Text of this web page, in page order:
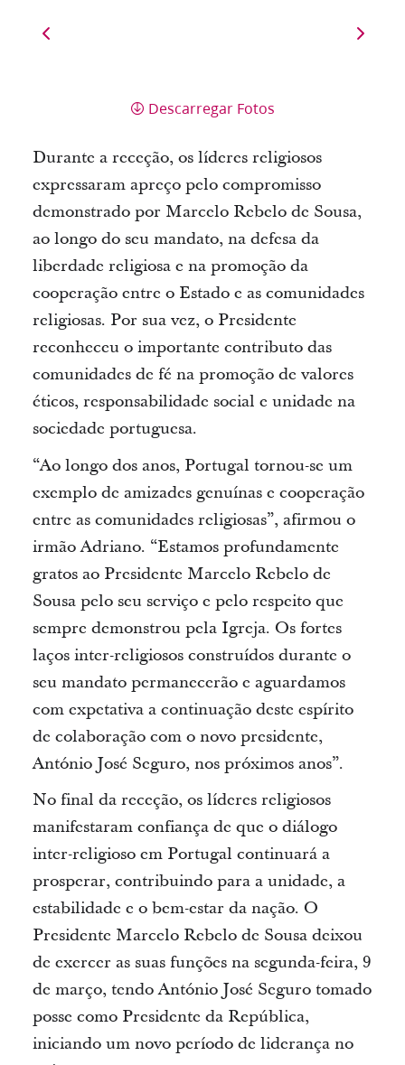
Descarregar Fotos
Durante a receção, os líderes religiosos
expressaram apreço pelo compromisso
demonstrado por Marcelo Rebelo de Sousa,
ao longo do seu mandato, na defesa da
liberdade religiosa e na promoção da
cooperação entre o Estado e as comunidades
religiosas. Por sua vez, o Presidente
reconheceu o importante contributo das
comunidades de fé na promoção de valores
éticos, responsabilidade social e unidade na
sociedade portuguesa.
“Ao longo dos anos, Portugal tornou-se um
exemplo de amizades genuínas e cooperação
entre as comunidades religiosas”,afirmou o
irmão Adriano. “Estamos profundamente
gratos ao Presidente Marcelo Rebelo de
Sousa pelo seu serviço e pelo respeito que
sempre demonstrou pela Igreja. Os fortes
laços inter-religiosos construídos durante o
seu mandato permanecerão e aguardamos
com expetativa a continuação deste espírito
de colaboração com o novo presidente,
António José Seguro, nos próximos anos”.
No final da receção, os líderes religiosos
manifestaram confiança de que o diálogo
inter-religioso em Portugal continuará a
prosperar, contribuindo para a unidade, a
estabilidade e o bem-estar da nação. O
Presidente Marcelo Rebelo de Sousa deixou
de exercer as suas funções na segunda-feira, 9
de março, tendo António José Seguro tomado
posse como Presidente da República,
iniciando um novo período de liderança no